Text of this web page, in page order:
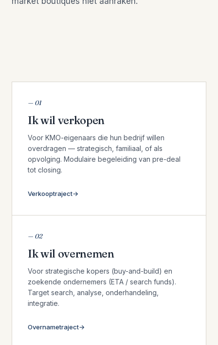
— 01
Ik wil verkopen
Voor KMO-eigenaars die hun bedrijf willen
overdragen — strategisch, familiaal, of als
opvolging. Modulaire begeleiding van pre-deal
tot closing.
Verkooptraject
— 02
Ik wil overnemen
Voor strategische kopers (buy-and-build) en
zoekende ondernemers (ETA / search funds).
Target search, analyse, onderhandeling,
integratie.
Overnametraject